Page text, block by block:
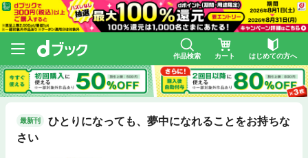
作品検索 カート はじめての方へ
最新刊
ひとりになっても、夢中になれることをお持ちな
さい